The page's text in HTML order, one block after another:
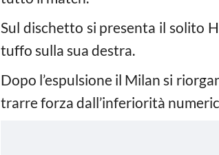
Sul dischetto si presenta il solito
tuffo sulla sua destra.
Dopo l’espulsione il Milan si
trarre forza dall’inferiorità